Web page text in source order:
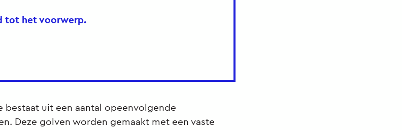
tot het voorwerp.
bestaat uit een aantal opeenvolgende
Deze golven worden gemaakt met een vaste